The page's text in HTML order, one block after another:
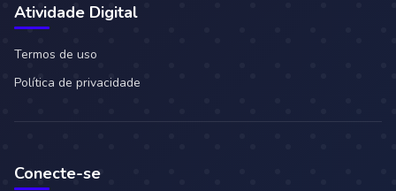
Atividade Digital
Termos de uso
Política de privacidade
Conecte-se